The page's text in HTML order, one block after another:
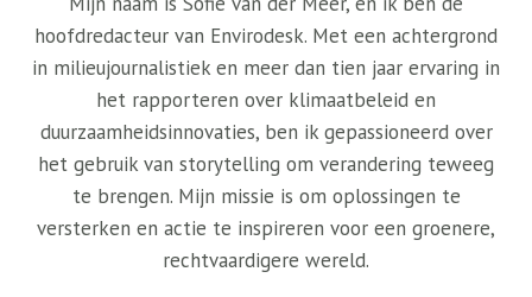
hoofdredacteur van Envirodesk. Met een achtergrond
in milieujournalistiek en meer dan tien jaar ervaring in
het rapporteren over klimaatbeleid en
duurzaamheidsinnovaties, ben ik gepassioneerd over
het gebruik van storytelling om verandering teweeg
te brengen. Mijn missie is om oplossingen te
versterken en actie te inspireren voor een groenere,
rechtvaardigere wereld.